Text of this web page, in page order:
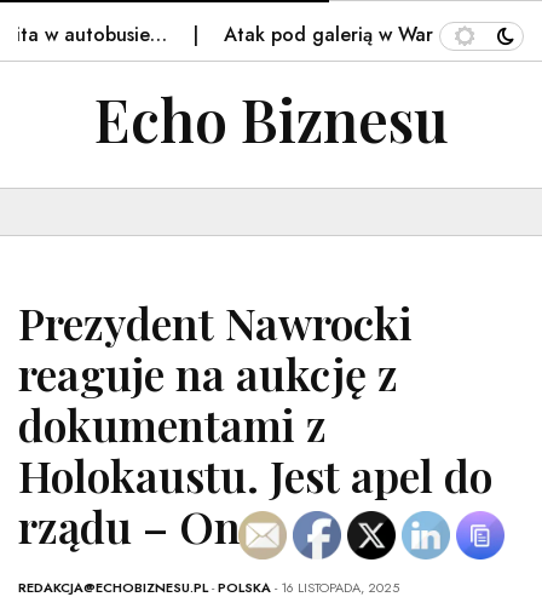
w autobusie… Atak pod galerią w Warszawie.
Echo Biznesu
Prezydent Nawrocki
reaguje na aukcję z
dokumentami z
Holokaustu. Jest apel do
rządu – Onet
REDAKCJA@ECHOBIZNESU.PL-POLSKA- 16 LISTOPADA, 2025